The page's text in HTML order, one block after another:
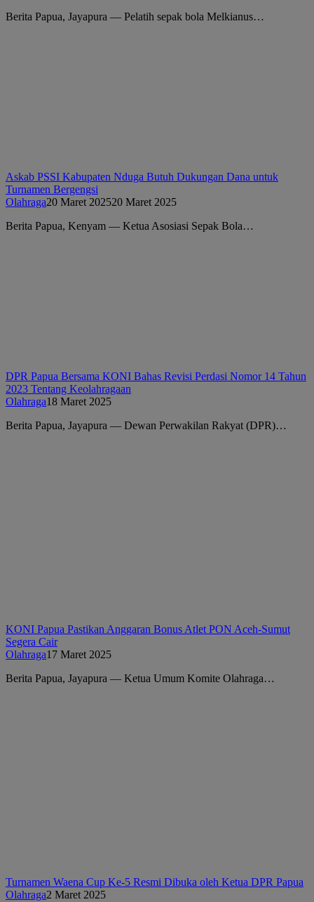
Berita Papua, Jayapura — Pelatih sepak bola Melkianus…
Askab PSSI Kabupaten Nduga Butuh Dukungan Dana untuk
Turnamen Bergengsi
Olahraga20 Maret 202520 Maret 2025
Berita Papua, Kenyam — Ketua Asosiasi Sepak Bola…
DPR Papua Bersama KONI Bahas Revisi Perdasi Nomor 14 Tahun
2023 Tentang Keolahragaan
Olahraga18 Maret 2025
Berita Papua, Jayapura — Dewan Perwakilan Rakyat (DPR)…
KONI Papua Pastikan Anggaran Bonus Atlet PON Aceh-Sumut
Segera Cair
Olahraga17 Maret 2025
Berita Papua, Jayapura — Ketua Umum Komite Olahraga…
Turnamen Waena Cup Ke-5 Resmi Dibuka oleh Ketua DPR Papua
Olahraga2 Maret 2025